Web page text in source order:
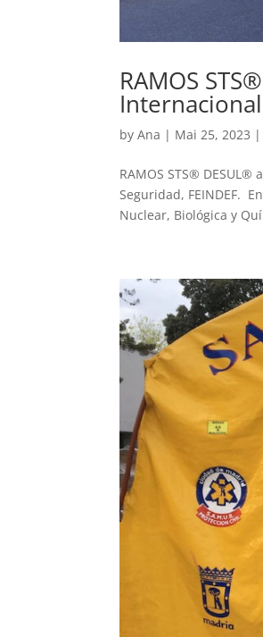
RAMOS
byAna | Mai 25, 2023 |
RAMOS STS®
Seguridad, FEINDEF.
Nuclear, Biológica y